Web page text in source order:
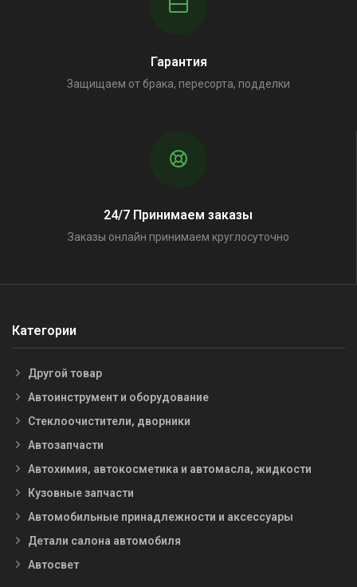
Гарантия
Защищаем от брака, пересорта, подделки
24/7 Принимаем заказы
Заказы онлайн принимаем круглосуточно
Категории
Другой товар
Автоинструмент и оборудование
Стеклоочистители, дворники
Автозапчасти
Автохимия, автокосметика и автомасла, жидкости
Кузовные запчасти
Автомобильные принадлежности и аксессуары
Детали салона автомобиля
Автосвет